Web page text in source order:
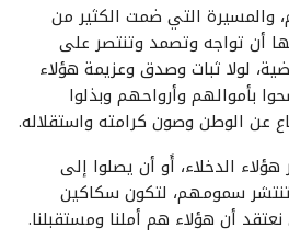
والمسيرة التي ضمت الكثير من
أن تواجه وتصمد وتنتصر على
لولا ثبات وصدق وعزيمة هؤلاء
بأموالهم وأرواحهم وبذلوا
عن الوطن وصون كرامته واستقلاله.
الدخلاء، أَو أن يصلوا إلى
تنتشر سمومهم، لتكون سكاكين
أن هؤلاء هم أملنا ومستقبلنا.